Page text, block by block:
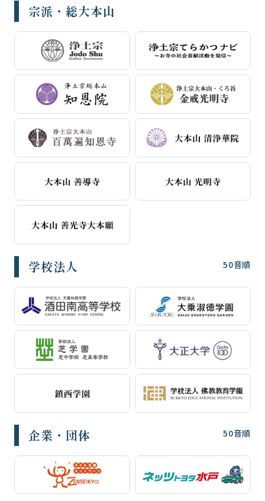
宗派・総大本山
学校法人 50音順
企業・団体 50音順